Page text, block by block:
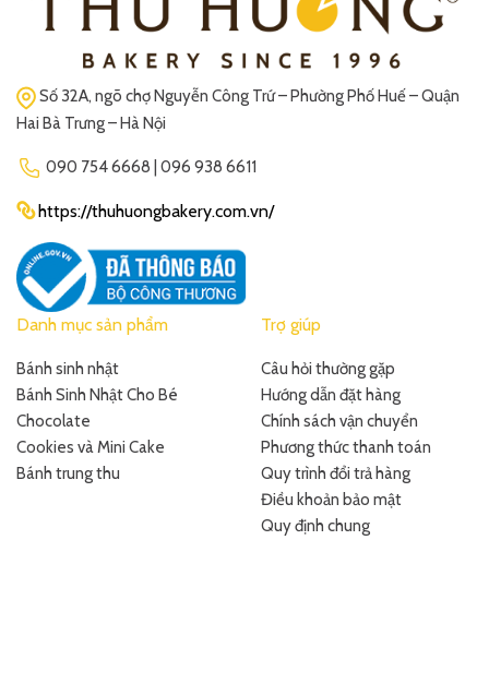
Số 32A, ngõ chợ Nguyễn Công Trứ – Phường Phố Huế – Quận
Hai Bà Trưng – Hà Nội
090 754 6668 | 096 938 6611
https://thuhuongbakery.com.vn/
Danh mục sản phẩm
Bánh sinh nhật
Bánh Sinh Nhật Cho Bé
Chocolate
Cookies và Mini Cake
Bánh trung thu
Trợ giúp
Câu hỏi thường gặp
Hướng dẫn đặt hàng
Chính sách vận chuyển
Phương thức thanh toán
Quy trình đổi trả hàng
Điều khoản bảo mật
Quy định chung